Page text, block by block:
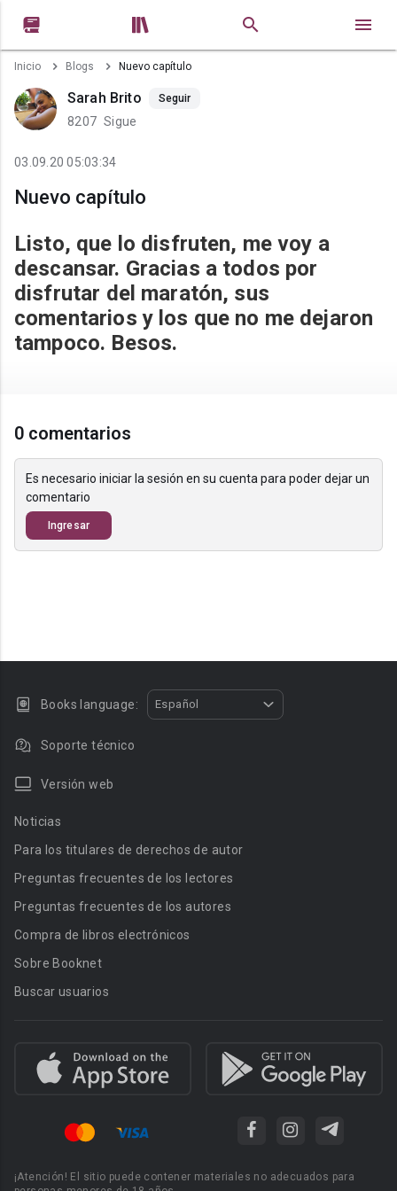
 
Inicio Blogs Nuevo capítulo
Sarah Brito Seguir
8207 Sigue
03.09.20 05:03:34
Nuevo capítulo
Listo, que lo disfruten, me voy a
descansar. Gracias a todos por
disfrutar del maratón, sus
comentarios y los que no me dejaron
tampoco. Besos.
0 comentarios
Es necesario iniciar la sesión en su cuenta para poder dejar un
comentario
Ingresar
Books language: Español
Soporte técnico
Versión web
Noticias
Para los titulares de derechos de autor
Preguntas frecuentes de los lectores
Preguntas frecuentes de los autores
Compra de libros electrónicos
Sobre Booknet
Buscar usuarios
¡Atención! El sitio puede contener materiales no adecuados para